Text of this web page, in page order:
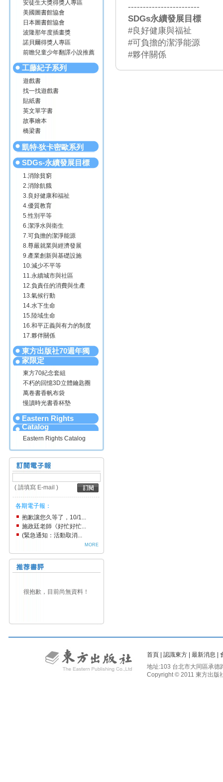
安徒生大獎得獎人專區
美國圖書館協會
日本圖書館協會
波隆那年度插畫獎
諾貝爾得獎人專區
前瞻兒童少年翻譯小說推薦
工藤紀子系列
遊戲書
找一找遊戲書
貼紙書
英文單字書
故事繪本
橋梁書
凱特‧狄卡密歐系列
SDGs-永續發展目標
1.消除貧窮
2.消除飢餓
3.良好健康和福祉
4.優質教育
5.性別平等
6.潔淨水與衛生
7.可負擔的潔淨能源
8.尊嚴就業與經濟發展
9.產業創新與基礎設施
10.減少不平等
11.永續城市與社區
12.負責任的消費與生產
13.氣候行動
14.水下生命
15.陸域生命
16.和平正義與有力的制度
17.夥伴關係
東方出版社70週年獨
家限定
東方70紀念套組
不朽的回憶3D立體鑰匙圈
萬卷書香帆布袋
慢讀時光書香杯墊
Eastern Rights
Catalog
Eastern Rights Catalog
( 請填寫 E-mail )
各期電子報：
抱歉讓您久等了，10/1...
施政廷老師《好忙好忙...
(緊急通知：活動取消...
MORE
很抱歉，目前尚無資料！
------------------------
SDGs永續發展目標
#良好健康與福祉
#可負擔的潔淨能源
#夥伴關係
首頁 認識東方 最新消息
地址:103 台北市大同區承
Copyright © 2011 東方出版